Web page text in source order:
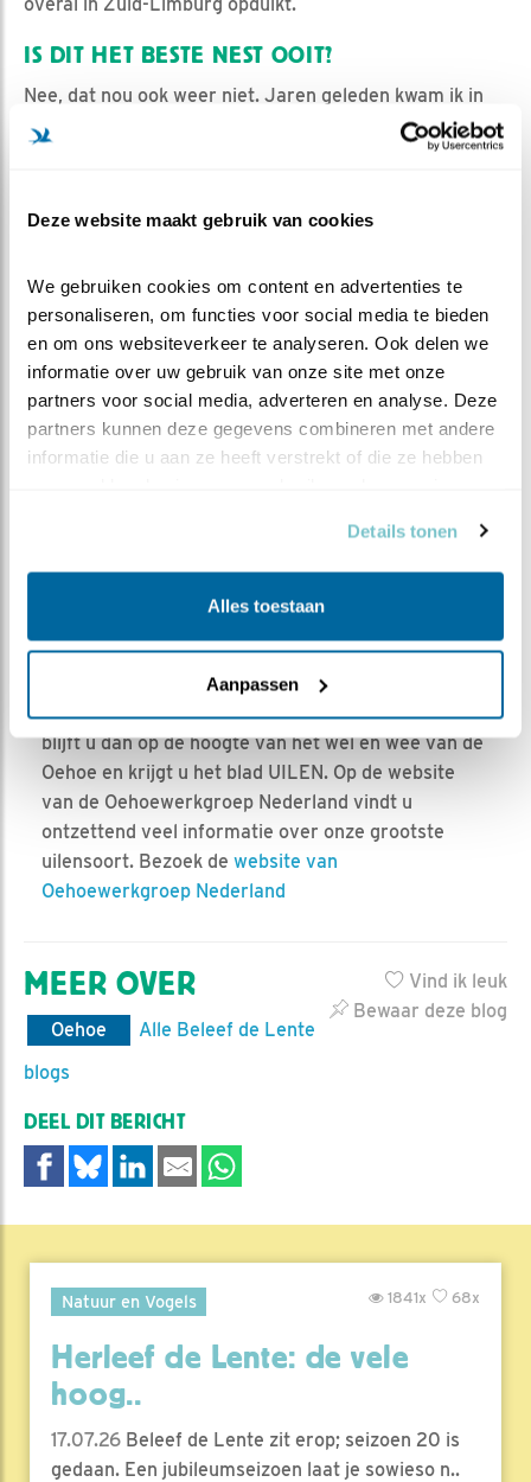
Deze website maakt gebruik van cookies
We gebruiken cookies om content en advertenties te
personaliseren, om functies voor social media te bieden
en om ons websiteverkeer te analyseren. Ook delen we
informatie over uw gebruik van onze site met onze
partners voor social media, adverteren en analyse. Deze
partners kunnen deze gegevens combineren met andere
informatie die u aan ze heeft verstrekt of die ze hebben
Details tonen
Alles toestaan
Aanpassen
IS DIT HET BESTE NEST OOIT?
Nee, dat nou ook weer niet. Jaren geleden kwam ik in
Duitsland bij een grote fabriek die boven op het dak een
nestkist hadden staan voor slechtvalken. In de kist
moest ik de jongen uit de kist graaien omdat we er niet
bleek er een vierde te zijn. Toen begon ik met het
ringwerk. Intussen ging mijn assistent verder graaien in
de kist om prooiresten te vinden. Plotseling riep hij: " Ik
heb nog een jong!". Dat was de enige keer in 26 jaar
onderzoek dat we een nest met 5 jongen aantroffen.
die geheel afhankelijk is van donateurs. Misschien
raakt u wel zo geboeid dat u de oehoe wilt helpen
beschermen door donateur te worden. Bovendien
blijft u dan op de hoogte van het wel en wee van de
Oehoe en krijgt u het blad UILEN. Op de website
van de Oehoewerkgroep Nederland vindt u
ontzettend veel informatie over onze grootste
uilensoort. Bezoek de website van
Oehoewerkgroep Nederland
Vind ik leuk
Bewaar deze blog
MEER OVER
Oehoe
Alle Beleef de Lente
blogs
DEEL DIT BERICHT
Natuur en Vogels 68x
1841x
Herleef de Lente: de vele
hoog..
17.07.26 Beleef de Lente zit erop; seizoen 20 is
gedaan. Een jubileumseizoen laat je sowieso n..